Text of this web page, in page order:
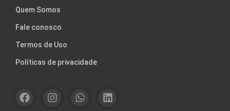
Quem Somos
Fale conosco
Termos de Uso
Políticas de privacidade